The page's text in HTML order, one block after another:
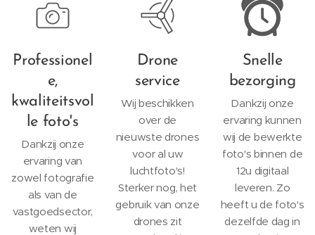
Professionel
e,
kwaliteitsvol
le foto's
Dankzij onze
ervaring van
zowel fotografie
als van de
vastgoedsector,
weten wij
Drone
service
Wij beschikken
over de
nieuwste drones
voor al uw
luchtfoto's!
Sterker nog, het
gebruik van onze
drones zit
Snelle
bezorging
Dankzij onze
ervaring kunnen
wij de bewerkte
foto's binnen de
12u digitaal
leveren. Zo
heeft u de foto's
dezelfde dag in